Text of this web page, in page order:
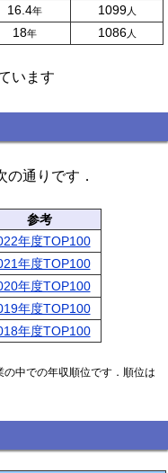
16.4年 1099人
18年 1086人
います
の通りです．
参考
年度TOP100
年度TOP100
年度TOP100
年度TOP100
年度TOP100
中での年収順位です．順位は